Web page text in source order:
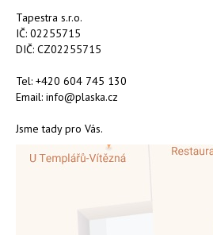
Tapestra s.r.o.
IČ: 02255715
DIČ: CZ02255715
Tel: +420 604 745 130
Email: info@plaska.cz
Jsme tady pro Vás.